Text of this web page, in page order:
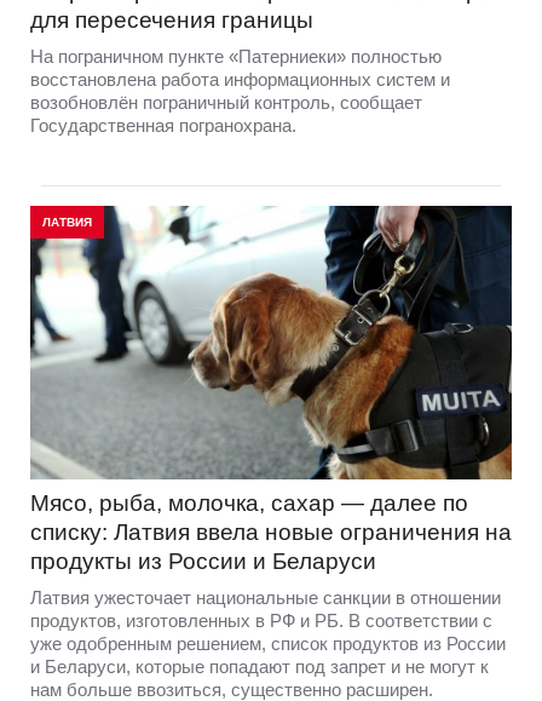
для пересечения границы
На пограничном пункте «Патерниеки» полностью
восстановлена работа информационных систем и
возобновлён пограничный контроль, сообщает
Государственная погранохрана.
ЛАТВИЯ
Мясо, рыба, молочка, сахар — далее по
списку: Латвия ввела новые ограничения на
продукты из России и Беларуси
Латвия ужесточает национальные санкции в отношении
продуктов, изготовленных в РФ и РБ. В соответствии с
уже одобренным решением, список продуктов из России
и Беларуси, которые попадают под запрет и не могут к
нам больше ввозиться, существенно расширен.